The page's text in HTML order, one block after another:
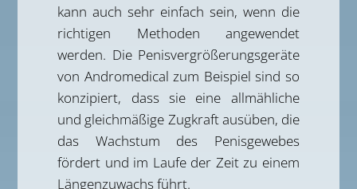
kann auch sehr einfach sein, wenn die
richtigen Methoden angewendet
werden. Die Penisvergrößerungsgeräte
von Andromedical zum Beispiel sind so
konzipiert, dass sie eine allmähliche
und gleichmäßige Zugkraft ausüben, die
das Wachstum des Penisgewebes
fördert und im Laufe der Zeit zu einem
Längenzuwachs führt.